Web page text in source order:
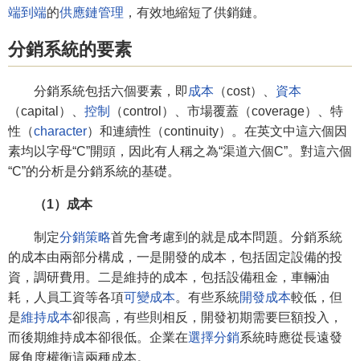
端到端的供應鏈管理 ，有效地縮短了供銷鏈。
分銷系統的要素
分銷系統包括六個要素，即 成本 （cost）、 資本
（capital）、 控制
（control）、市場覆蓋（coverage）、特
性（character）和連續性（continuity）。在英文中這六個因
素均以字母“C”開頭，因此有人稱之為“渠道六個C”。對這六個
“C”的分析是分銷系統的基礎。
（1）成本
制定分銷策略首先會考慮到的就是成本問題。分銷系統
的成本由兩部分構成，一是開發的成本，包括固定設備的投
資，調研費用。二是維持的成本，包括設備租金，車輛油
耗，人員工資等各項可變成本。有些系統開發成本較低，但
是維持成本卻很高，有些則相反，開發初期需要巨額投入，
而後期維持成本卻很低。企業在選擇分銷系統時應從長遠發
展角度權衡這兩種成本。